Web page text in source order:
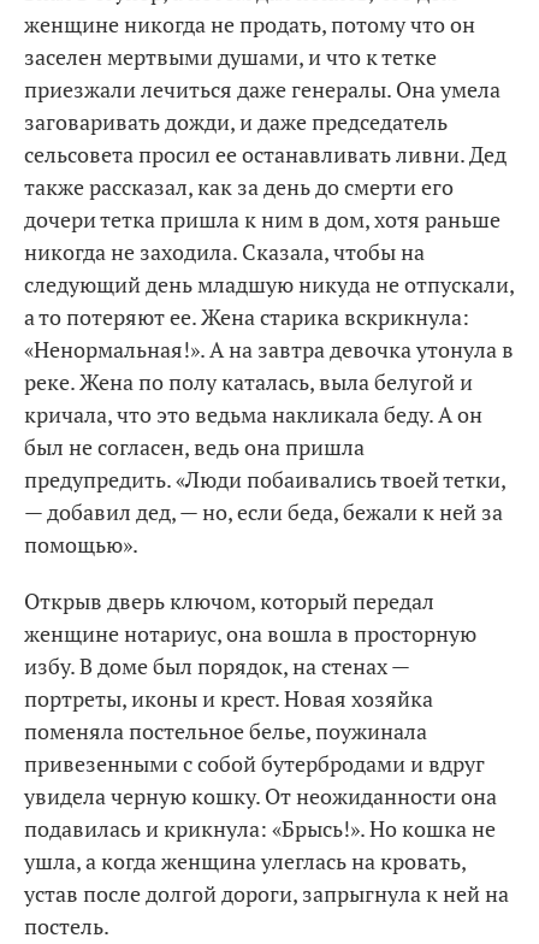
женщине никогда не продать, потому что он
заселен мертвыми душами, и что к тетке
приезжали лечиться даже генералы. Она умела
заговаривать дожди, и даже председатель
сельсовета просил ее останавливать ливни. Дед
также рассказал, как за день до смерти его
дочери тетка пришла к ним в дом, хотя раньше
никогда не заходила. Сказала, чтобы на
следующий день младшую никуда не отпускали,
а то потеряют ее. Жена старика вскрикнула:
«Ненормальная!». А на завтра девочка утонула в
реке. Жена по полу каталась, выла белугой и
кричала, что это ведьма накликала беду. А он
был не согласен, ведь она пришла
предупредить. «Люди побаивались твоей тетки,
— добавил дед, — но, если беда, бежали к ней за
помощью».
Открыв дверь ключом, который передал
женщине нотариус, она вошла в просторную
избу. В доме был порядок, на стенах —
портреты, иконы и крест. Новая хозяйка
поменяла постельное белье, поужинала
привезенными с собой бутербродами и вдруг
увидела черную кошку. От неожиданности она
подавилась и крикнула: «Брысь!». Но кошка не
ушла, а когда женщина улеглась на кровать,
устав после долгой дороги, запрыгнула к ней на
постель.